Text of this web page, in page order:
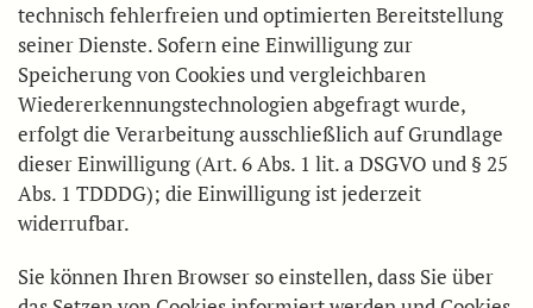
technisch fehlerfreien und optimierten Bereitstellung
seiner Dienste. Sofern eine Einwilligung zur
Speicherung von Cookies und vergleichbaren
Wiedererkennungstechnologien abgefragt wurde,
erfolgt die Verarbeitung ausschließlich auf Grundlage
dieser Einwilligung (Art. 6 Abs. 1 lit. a DSGVO und § 25
Abs. 1 TDDDG); die Einwilligung ist jederzeit
widerrufbar.
Sie können Ihren Browser so einstellen, dass Sie über